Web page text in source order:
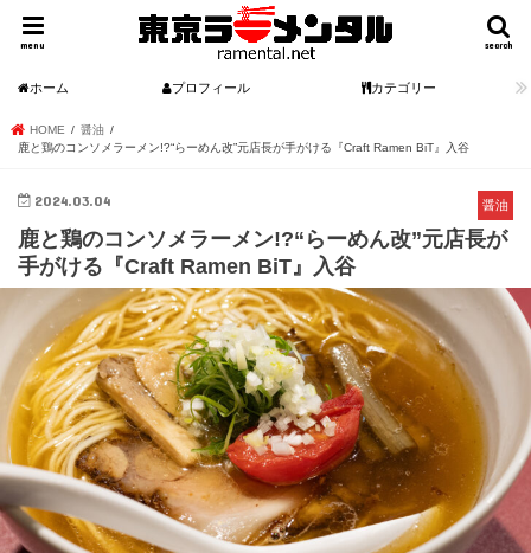
search
menu
ホーム プロフィール カテゴリー
HOME
醤油
鹿と鶏のコンソメラーメン!?“らーめん改”元店長が手がける『Craft Ramen BiT』入谷
醤油
2024.03.04
鹿と鶏のコンソメラーメン!?“らーめん改”元店長が
手がける『Craft Ramen BiT』入谷